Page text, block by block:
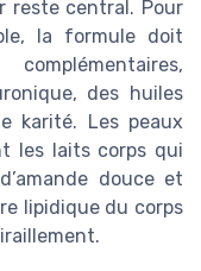
reste central. Pour
la formule doit
des huiles
karité. Les peaux
les laits corps qui
douce et
lipidique du corps